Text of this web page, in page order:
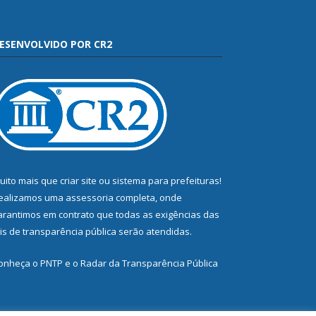
POR CR2
mais que criar site ou sistema para prefeituras!
uma assessoria completa, onde
em contrato que todas as exigências das
de transparência pública serão atendidas.
o PNTP e o Radar da Transparência Pública